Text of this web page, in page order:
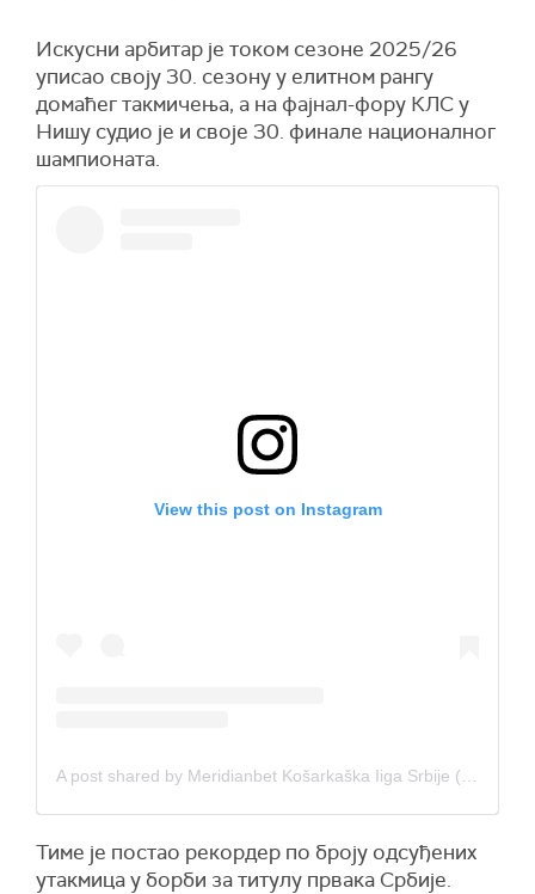
Искусни арбитар је током сезоне 2025/26
уписао своју 30. сезону у елитном рангу
домаћег такмичења, а на фајнал-фору КЛС у
Нишу судио је и своје 30. финале националног
шампионата.
View this post on Instagram
Тиме је постао рекордер по броју одсуђених
утакмица у борби за титулу првака Србије.